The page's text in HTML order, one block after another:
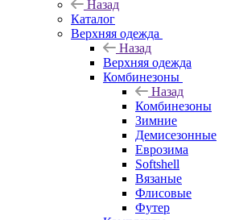
Назад
Каталог
Верхняя одежда
Назад
Верхняя одежда
Комбинезоны
Назад
Комбинезоны
Зимние
Демисезонные
Еврозима
Softshell
Вязаные
Флисовые
Футер